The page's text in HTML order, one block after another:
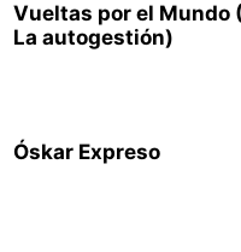
Vueltas por el Mundo
La autogestión)
Óskar Expreso